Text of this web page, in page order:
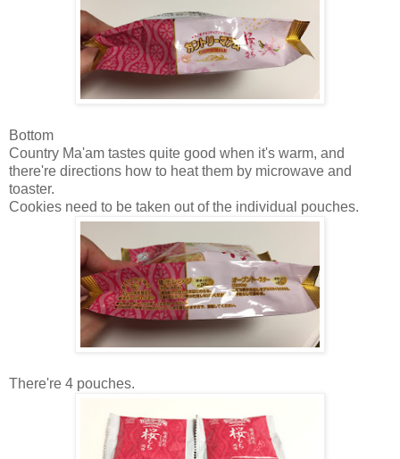
Bottom
Country Ma'am tastes quite good when it's warm, and
there're directions how to heat them by microwave and
toaster.
Cookies need to be taken out of the individual pouches.
There're 4 pouches.